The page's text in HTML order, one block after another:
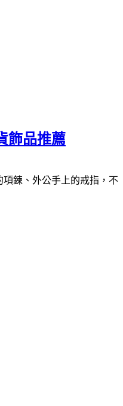
飾品推薦
項鍊、外公手上的戒指，不